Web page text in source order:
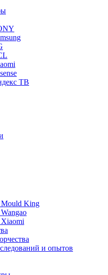
ТВ
King
и опытов